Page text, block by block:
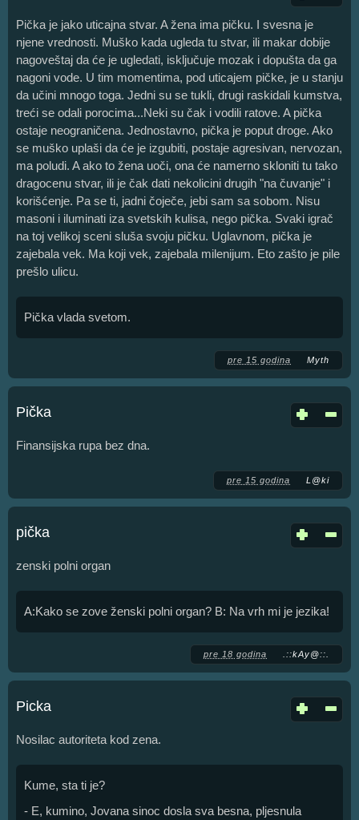
Pička je jako uticajna stvar. A žena ima pičku. I svesna je
njene vrednosti. Muško kada ugleda tu stvar, ili makar dobije
nagoveštaj da će je ugledati, isključuje mozak i dopušta da ga
nagoni vode. U tim momentima, pod uticajem pičke, je u stanju
da učini mnogo toga. Jedni su se tukli, drugi raskidali kumstva,
treći se odali porocima...Neki su čak i vodili ratove. A pička
ostaje neograničena. Jednostavno, pička je poput droge. Ako
se muško uplaši da će je izgubiti, postaje agresivan, nervozan,
ma poludi. A ako to žena uoči, ona će namerno skloniti tu tako
dragocenu stvar, ili je čak dati nekolicini drugih "na čuvanje" i
korišćenje. Pa se ti, jadni čoječe, jebi sam sa sobom. Nisu
masoni i iluminati iza svetskih kulisa, nego pička. Svaki igrač
na toj velikoj sceni sluša svoju pičku. Uglavnom, pička je
zajebala vek. Ma koji vek, zajebala milenijum. Eto zašto je pile
prešlo ulicu.
Pička vlada svetom.
pre 15 godina Myth
Pička
Finansijska rupa bez dna.
pre 15 godina L@ki
pička
zenski polni organ
A:Kako se zove ženski polni organ? B: Na vrh mi je jezika!
pre 18 godina .::kAy@::.
Picka
Nosilac autoriteta kod zena.
Kume, sta ti je?
- E, kumino, Jovana sinoc dosla sva besna, pljesnula